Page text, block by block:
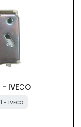
- IVECO
- IVECO